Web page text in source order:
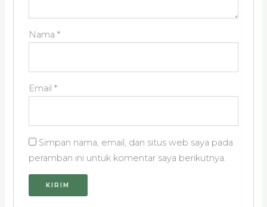
Nama *
Email *
Simpan nama, email, dan situs web saya pada
peramban ini untuk komentar saya berikutnya.